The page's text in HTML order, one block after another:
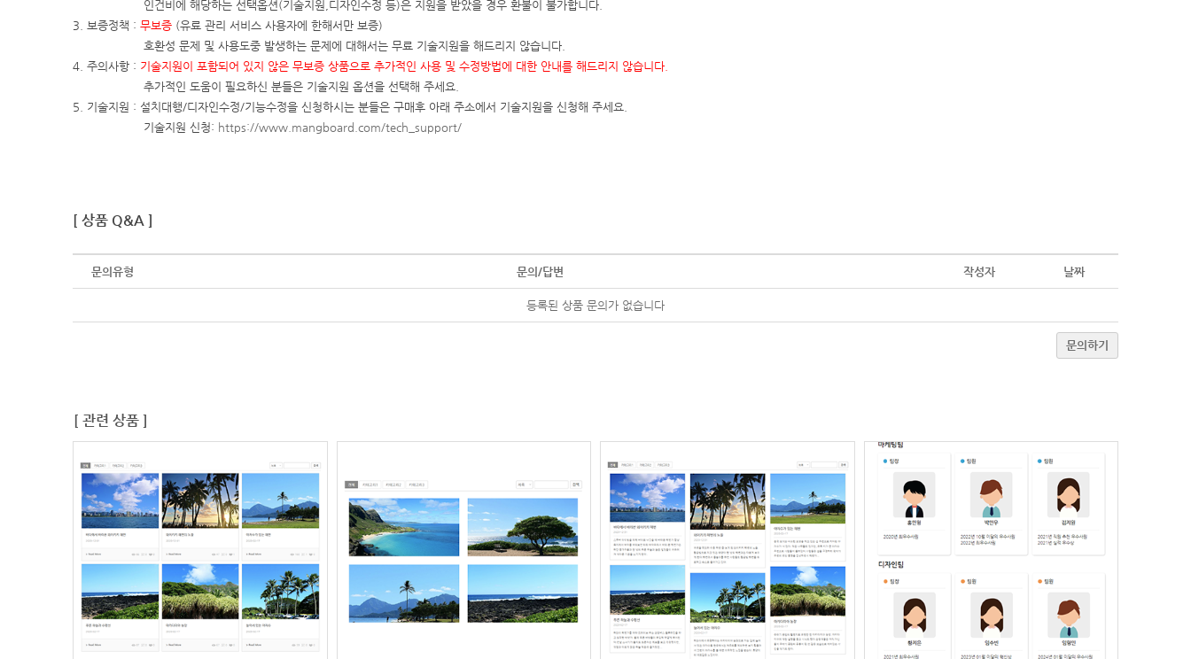
인건비에 해당하는 선택옵션(기술지원,디자인수정 등)은 지원을 받았을 경우 환불이 불가합니다.
3. 보증정책 : 무보증 (유료 관리 서비스 사용자에 한해서만 보증)
호환성 문제 및 사용도중 발생하는 문제에 대해서는 무료 기술지원을 해드리지 않습니다.
4. 주의사항 : 기술지원이 포함되어 있지 않은 무보증 상품으로 추가적인 사용 및 수정방법에 대한 안내를 해드리지 않습니다.
추가적인 도움이 필요하신 분들은 기술지원 옵션을 선택해 주세요.
5. 기술지원 : 설치대행/디자인수정/기능수정을 신청하시는 분들은 구매후 아래 주소에서 기술지원을 신청해 주세요.
기술지원 신청: https://www.mangboard.com/tech_support/
[ 상품 Q&A ]
문의유형 문의/답변 작성자 날짜
등록된 상품 문의가 없습니다
문의하기
[ 관련 상품 ]